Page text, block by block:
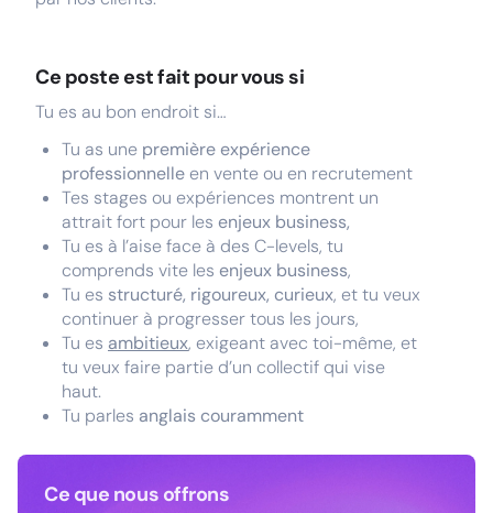
Ce poste est fait pour vous si
Tu es au bon endroit si…
Tu as une première expérience
professionnelle en vente ou en recrutement
Tes stages ou expériences montrent un
attrait fort pour les enjeux business,
Tu es à l’aise face à des C-levels, tu
comprends vite les enjeux business,
Tu es structuré, rigoureux, curieux, et tu veux
continuer à progresser tous les jours,
Tu es ambitieux, exigeant avec toi-même, et
tu veux faire partie d’un collectif qui vise
haut.
Tu parles anglais couramment
Ce que nous offrons